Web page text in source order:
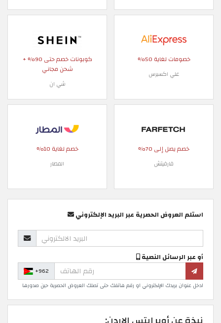
خصومات لغاية 50%
علي اكسبرس
كوبونات خصم حتى 90% +
شحن مجاني
شي ان
خصم يصل إلى 70%
فارفيتش
خصم لغاية 10%
المطار
استلم العروض الحصرية عبر البريد الإلكتروني
أو عبر الرسائل النصية
+962
ادخل عنوان بريدك الإلكتروني او رقم هاتفك حتى تصلك العروض الحصرية حين صدورها